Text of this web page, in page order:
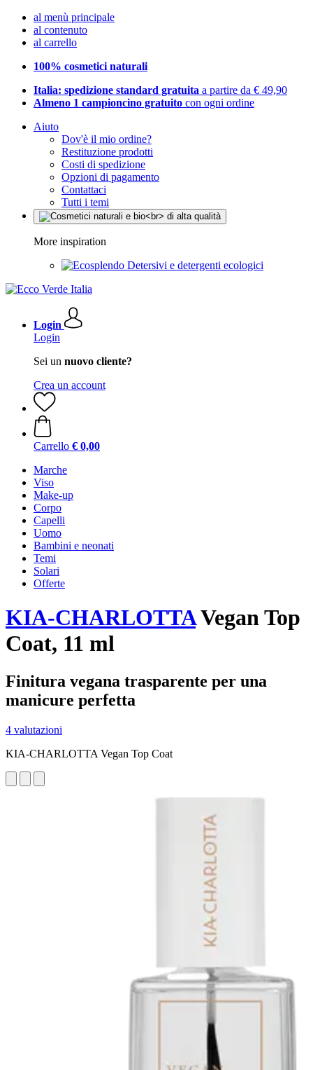
al menù principale
al contenuto
al carrello
100% cosmetici naturali
Italia: spedizione standard gratuita a partire da € 49,90
Almeno 1 campioncino gratuito con ogni ordine
Aiuto
Dov'è il mio ordine?
Restituzione prodotti
Costi di spedizione
Opzioni di pagamento
Contattaci
Tutti i temi
More inspiration
Detersivi e detergenti ecologici
Login
Login
Sei un nuovo cliente?
Crea un account
Carrello € 0,00
Marche
Viso
Make-up
Corpo
Capelli
Uomo
Bambini e neonati
Temi
Solari
Offerte
KIA-CHARLOTTAVegan Top
Coat, 11 ml
Finitura vegana trasparente per una
manicure perfetta
4 valutazioni
KIA-CHARLOTTA Vegan Top Coat